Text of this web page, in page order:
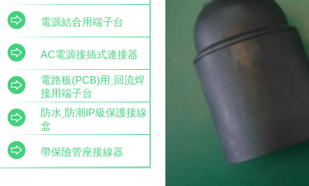
電源結合用端子台
AC電源接插式連接器
電路板(PCB)用ˎ回流焊
接用端子台
防水ˎ防潮IP級保護接線
盒
帶保險管座接線器